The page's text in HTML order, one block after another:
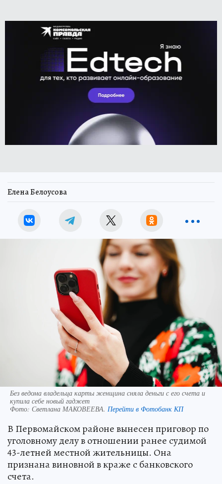
Елена Белоусова
Без ведома владельца карты женщина сняла деньги с его счета и
купила себе новый гаджет
Фото: Светлана МАКОВЕЕВА. Перейти в Фотобанк КП
В Первомайском районе вынесен приговор по
уголовному делу в отношении ранее судимой
43-летней местной жительницы. Она
признана виновной в краже с банковского
счета.